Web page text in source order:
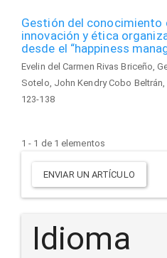
Gestión del
innovación y ética
desde el “happiness
Evelin del Carmen Rivas Briceño,
Sotelo, John Kendry Cobo
123-138
1 - 1 de 1 elementos
Enviar
un
artículo
ENVIAR UN ARTÍCULO
Idioma